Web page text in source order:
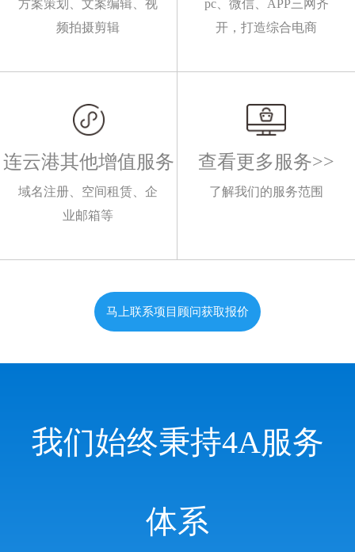
方案策划、文案编辑、视
频拍摄剪辑
pc、微信、APP三网齐
开，打造综合电商
连云港其他增值服务
域名注册、空间租赁、企
业邮箱等
查看更多服务>>
了解我们的服务范围
马上联系项目顾问获取报价
我们始终秉持4A服务
体系